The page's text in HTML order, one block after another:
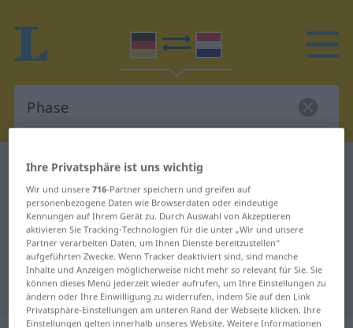
Deutsch-Niederländisch Wörterbuch
Deutsch-Niederländisch
Übersetzung für "Phase"
"Phase" Niederländisch
Übersetzung
Ihre Privatsphäre ist uns wichtig
Wir und unsere716-Partner speichern und greifen auf
personenbezogene Daten wie Browserdaten oder eindeutige
Kennungen auf Ihrem Gerät zu. Durch Auswahl von Akzeptieren
aktivieren Sie Tracking-Technologien für die unter „Wir und unsere
Partner verarbeiten Daten, um Ihnen Dienste bereitzustellen“
aufgeführten Zwecke. Wenn Tracker deaktiviert sind, sind manche
Inhalte und Anzeigen möglicherweise nicht mehr so relevant für Sie. Sie
können dieses Menü jederzeit wieder aufrufen, um Ihre Einstellungen zu
ändern oder Ihre Einwilligung zu widerrufen, indem Sie auf den Link
Privatsphäre-Einstellungen am unteren Rand der Webseite klicken. Ihre
Einstellungen gelten innerhalb unseres Website. Weitere Informationen